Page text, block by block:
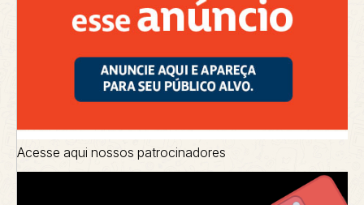
Acesse aqui nossos patrocinadores